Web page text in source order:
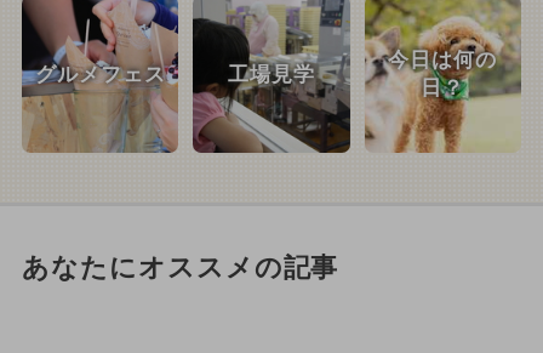
グルメフェス 工場見学
今日は何の
日？
あなたにオススメの記事